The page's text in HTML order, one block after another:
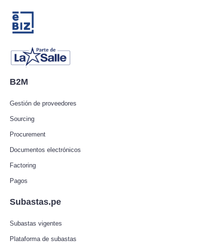
B2M
Gestión de proveedores
Sourcing
Procurement
Documentos electrónicos
Factoring
Pagos
Subastas.pe
Subastas vigentes
Plataforma de subastas